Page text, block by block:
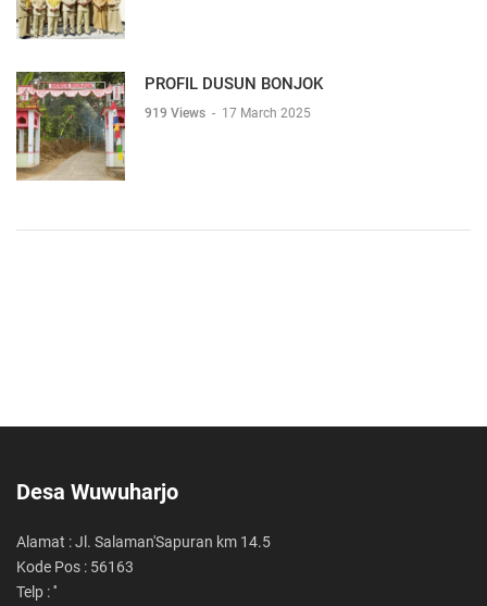
PROFIL DUSUN BONJOK
919 Views - 17 March 2025
Desa Wuwuharjo
Alamat : Jl. Salaman'Sapuran km 14.5
Kode Pos : 56163
Telp : ''